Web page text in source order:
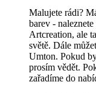
Malujete rádi?
barev -
Artcreation, ale
světě. Dále
Umton. Pokud
prosím vědět.
zařadíme do